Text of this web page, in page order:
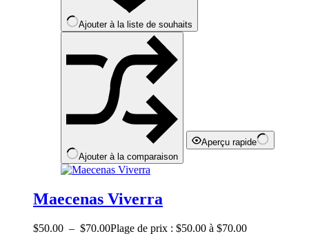
Ajouter à la liste de souhaits
Ajouter à la comparaison
Aperçu rapide
Maecenas Viverra
$50.00 – $70.00Plage de prix : $50.00 à $70.00